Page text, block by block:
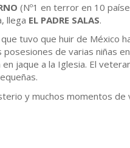
(Nº1 en terror en 10
llega EL PADRE SALAS.
tuvo que huir de México
de varias niñas
jaque a la Iglesia. El
y muchos momentos